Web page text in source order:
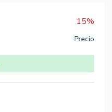
15%
Precio